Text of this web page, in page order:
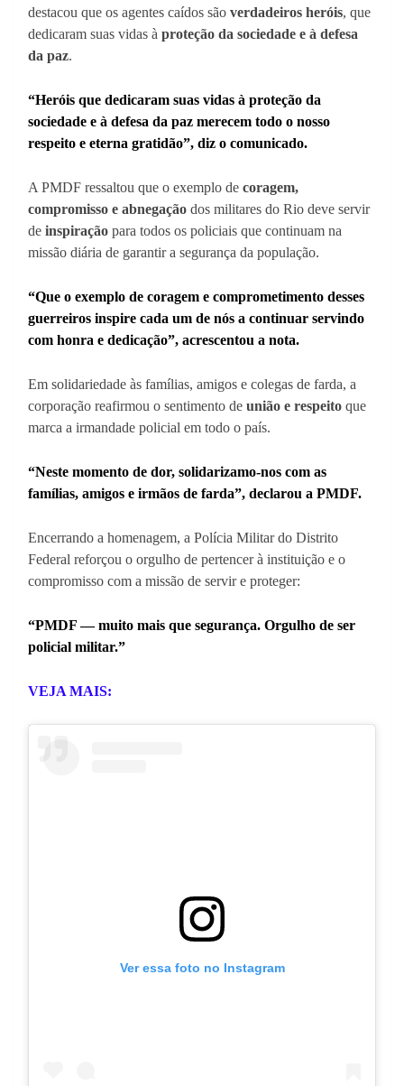
destacou que os agentes caídos são verdadeiros heróis, que
dedicaram suas vidas à proteção da sociedade e à defesa
da paz.
“Heróis que dedicaram suas vidas à proteção da
sociedade e à defesa da paz merecem todo o nosso
respeito e eterna gratidão”, diz o comunicado.
A PMDF ressaltou que o exemplo de coragem,
compromisso e abnegação dos militares do Rio deve servir
de inspiração para todos os policiais que continuam na
missão diária de garantir a segurança da população.
“Que o exemplo de coragem e comprometimento desses
guerreiros inspire cada um de nós a continuar servindo
com honra e dedicação”, acrescentou a nota.
Em solidariedade às famílias, amigos e colegas de farda, a
corporação reafirmou o sentimento de união e respeito que
marca a irmandade policial em todo o país.
“Neste momento de dor, solidarizamo-nos com as
famílias, amigos e irmãos de farda”, declarou a PMDF.
Encerrando a homenagem, a Polícia Militar do Distrito
Federal reforçou o orgulho de pertencer à instituição e o
compromisso com a missão de servir e proteger:
“PMDF — muito mais que segurança. Orgulho de ser
policial militar.”
VEJA MAIS:
Ver essa foto no Instagram